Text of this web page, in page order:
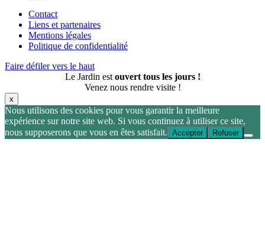
Contact
Liens et partenaires
Mentions légales
Politique de confidentialité
Faire défiler vers le haut
Le Jardin estouvert tous les jours !
Venez nous rendre visite !
x
Nous utilisons des cookies pour vous garantir la meilleure
expérience sur notre site web. Si vous continuez à utiliser ce site,
nous supposerons que vous en êtes satisfait. Accepter Refuser